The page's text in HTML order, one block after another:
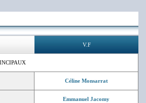
V.F
Céline Monsarrat
Emmanuel Jacomy